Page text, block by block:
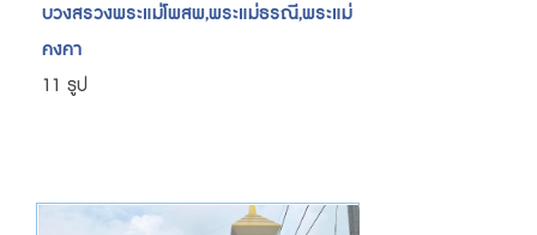
บวงสรวงพระแม่โพสพ,พระแม่ธรณี,พระแม่
คงคา
11 รูป